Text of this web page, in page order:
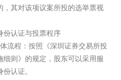
，其对该项议案所投的选举票视
认证与投票程序
程：按照《深圳证券交易所投
细则》的规定，股东可以采用服
认证。